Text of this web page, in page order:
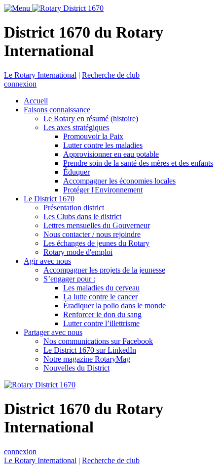
District 1670 du Rotary
International
Le Rotary International | Recherche de club
connexion
Accueil
Faisons connaissance
Le Rotary en résumé (histoire)
Les axes stratégiques
Promouvoir la Paix
Lutter contre les maladies
Approvisionner en eau potable
Prendre soin de la santé des mères et des enfants
Éduquer
Accompagner les économies locales
Protéger l'Environnement
Le District 1670
Présentation district
Les Clubs dans le district
Lettres mensuelles du Gouverneur
Nous contacter / nous rejoindre
Les échanges de jeunes du Rotary
Rotary mode d'emploi
Agir avec nous
Accompagner les projets de la jeunesse
S’engager pour :
Les maladies du cerveau
La lutte contre le cancer
Éradiquer la polio dans le monde
Renforcer le don du sang
Lutter contre l’illettrisme
Partager avec nous
Nos communications sur Facebook
Le District 1670 sur LinkedIn
Notre magazine RotaryMag
Nouvelles du District
District 1670 du Rotary
International
connexion
Le Rotary International | Recherche de club